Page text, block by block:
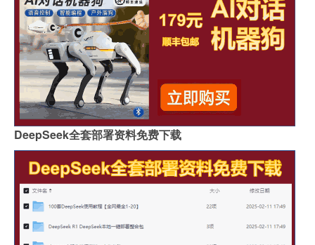
DeepSeek全套部署资料免费下载